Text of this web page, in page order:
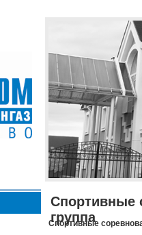
Спортивные
группа
Спортивные